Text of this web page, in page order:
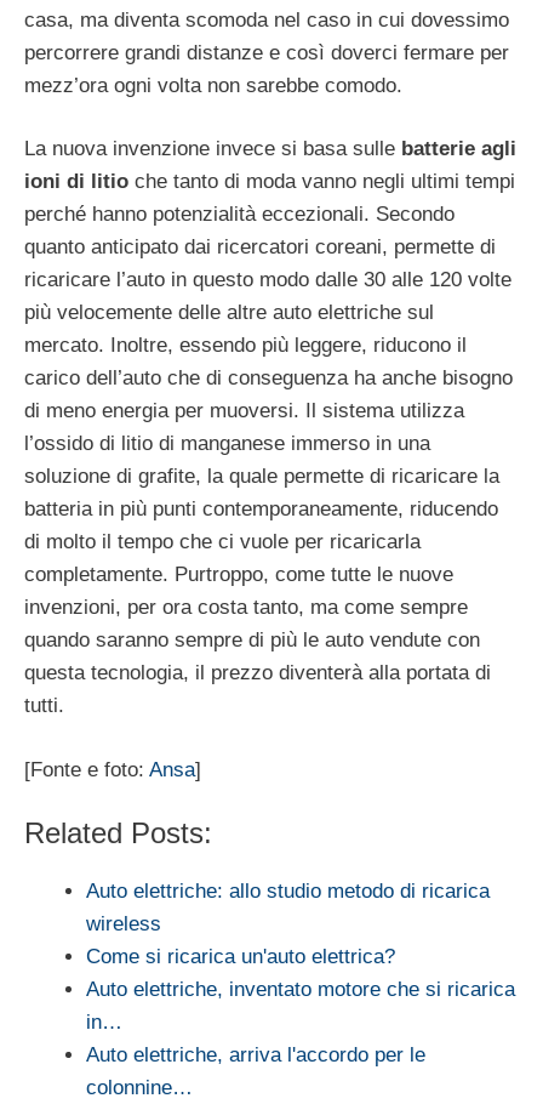
casa, ma diventa scomoda nel caso in cui dovessimo
percorrere grandi distanze e così doverci fermare per
mezz’ora ogni volta non sarebbe comodo.
La nuova invenzione invece si basa sulle batterie agli
ioni di litio che tanto di moda vanno negli ultimi tempi
perché hanno potenzialità eccezionali. Secondo
quanto anticipato dai ricercatori coreani, permette di
ricaricare l’auto in questo modo dalle 30 alle 120 volte
più velocemente delle altre auto elettriche sul
mercato. Inoltre, essendo più leggere, riducono il
carico dell’auto che di conseguenza ha anche bisogno
di meno energia per muoversi. Il sistema utilizza
l’ossido di litio di manganese immerso in una
soluzione di grafite, la quale permette di ricaricare la
batteria in più punti contemporaneamente, riducendo
di molto il tempo che ci vuole per ricaricarla
completamente. Purtroppo, come tutte le nuove
invenzioni, per ora costa tanto, ma come sempre
quando saranno sempre di più le auto vendute con
questa tecnologia, il prezzo diventerà alla portata di
tutti.
[Fonte e foto: Ansa]
Related Posts:
Auto elettriche: allo studio metodo di ricarica
wireless
Come si ricarica un'auto elettrica?
Auto elettriche, inventato motore che si ricarica
in…
Auto elettriche, arriva l'accordo per le
colonnine…